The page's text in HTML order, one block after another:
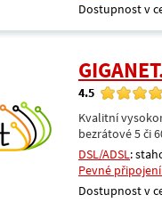
Dostupnost v
4.5
Kvalitní
bezrátové 5 či
DSL/ADSL:
Pevné
Dostupnost v